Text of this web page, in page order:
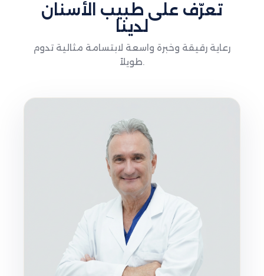
تعرّف على طبيب الأسنان
لدينا
رعاية رقيقة وخبرة واسعة لابتسامة مثالية تدوم
طويلاً.